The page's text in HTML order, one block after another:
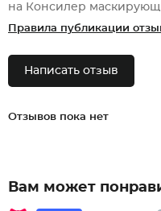
на Консилер
Правила публикации
Написать отзыв
Отзывов пока нет
Вам может